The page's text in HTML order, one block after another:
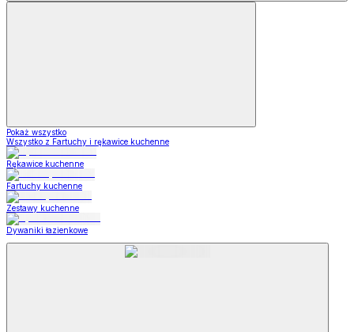
Pokaż wszystko
Wszystko z Fartuchy i rękawice kuchenne
Rękawice kuchenne
Fartuchy kuchenne
Zestawy kuchenne
Dywaniki łazienkowe